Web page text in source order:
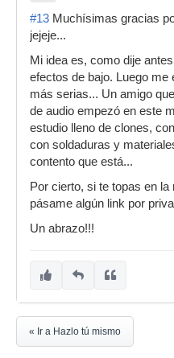
#13 Muchísimas gracias
jejeje...
Mi idea es, como dije
efectos de bajo. Luego
más serias... Un amigo
de audio empezó en este
estudio lleno de clones,
con soldaduras y
contento que está...
Por cierto, si te topas en la
pásame algún link por
Un abrazo!!!
« Ir a Hazlo tú mismo